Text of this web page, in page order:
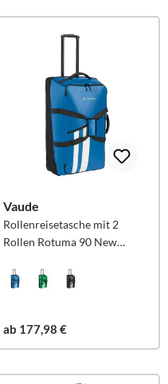
Vaude
Rollenreisetasche mit 2
Rollen Rotuma 90 New
ab 177,98 €